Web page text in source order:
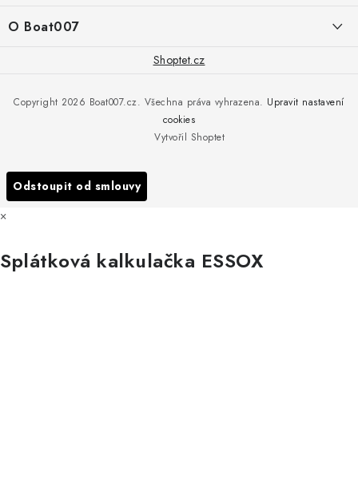
PŘÍJEM/VÝDEJ/SERVIS zakázek
Obchodní podmínky
Podmínky ochrany osobních údajů
O Boat007
Všechny značky
Shoptet.cz
Vytvořil Shoptet
Copyright 2026 Boat007.cz. Všechna práva vyhrazena. Upravit nastavení
cookies
Odstoupit od smlouvy
×
Splátková kalkulačka ESSOX